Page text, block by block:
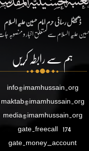
ڈیجیٹل رسائی حرم امام حسین علیہ السلام
علیہ السلام سے متعلق اخبار و منصوبہ
ہم سے رابطہ کریں
info@imamhussain.org
maktab@imamhussain.org
media@imamhussain.org
gate.freecall 174
gate.money_account